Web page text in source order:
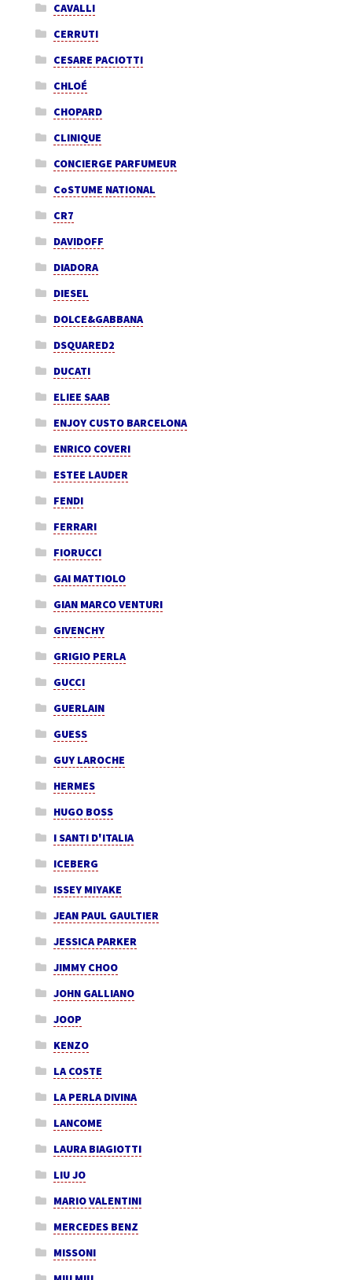
CAVALLI
CERRUTI
CESARE PACIOTTI
CHLOÉ
CHOPARD
CLINIQUE
CONCIERGE PARFUMEUR
CoSTUME NATIONAL
CR7
DAVIDOFF
DIADORA
DIESEL
DOLCE&GABBANA
DSQUARED2
DUCATI
ELIEE SAAB
ENJOY CUSTO BARCELONA
ENRICO COVERI
ESTEE LAUDER
FENDI
FERRARI
FIORUCCI
GAI MATTIOLO
GIAN MARCO VENTURI
GIVENCHY
GRIGIO PERLA
GUCCI
GUERLAIN
GUESS
GUY LAROCHE
HERMES
HUGO BOSS
I SANTI D'ITALIA
ICEBERG
ISSEY MIYAKE
JEAN PAUL GAULTIER
JESSICA PARKER
JIMMY CHOO
JOHN GALLIANO
JOOP
KENZO
LA COSTE
LA PERLA DIVINA
LANCOME
LAURA BIAGIOTTI
LIU JO
MARIO VALENTINI
MERCEDES BENZ
MISSONI